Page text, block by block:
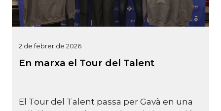
2 de febrer de 2026
En marxa el Tour del Talent
El Tour del Talent passa per Gavà en una